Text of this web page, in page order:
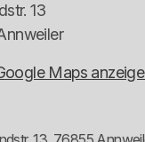
13
Maps